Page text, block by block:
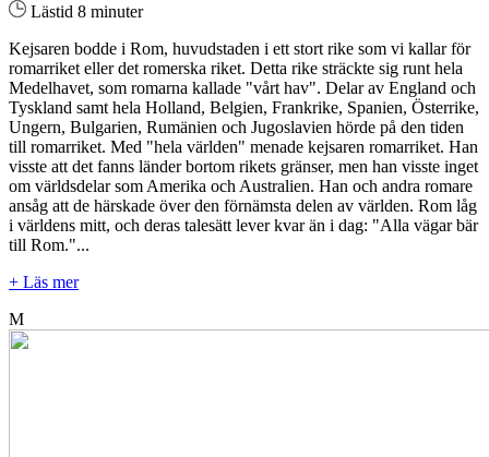
Lästid 8 minuter
Kejsaren bodde i Rom, huvudstaden i ett stort rike som vi kallar för
romarriket eller det romerska riket. Detta rike sträckte sig runt hela
Medelhavet, som romarna kallade "vårt hav". Delar av England och
Tyskland samt hela Holland, Belgien, Frankrike, Spanien, Österrike,
Ungern, Bulgarien, Rumänien och Jugoslavien hörde på den tiden
till romarriket. Med "hela världen" menade kejsaren romarriket. Han
visste att det fanns länder bortom rikets gränser, men han visste inget
om världsdelar som Amerika och Australien. Han och andra romare
ansåg att de härskade över den förnämsta delen av världen. Rom låg
i världens mitt, och deras talesätt lever kvar än i dag: "Alla vägar bär
till Rom."...
+ Läs mer
M